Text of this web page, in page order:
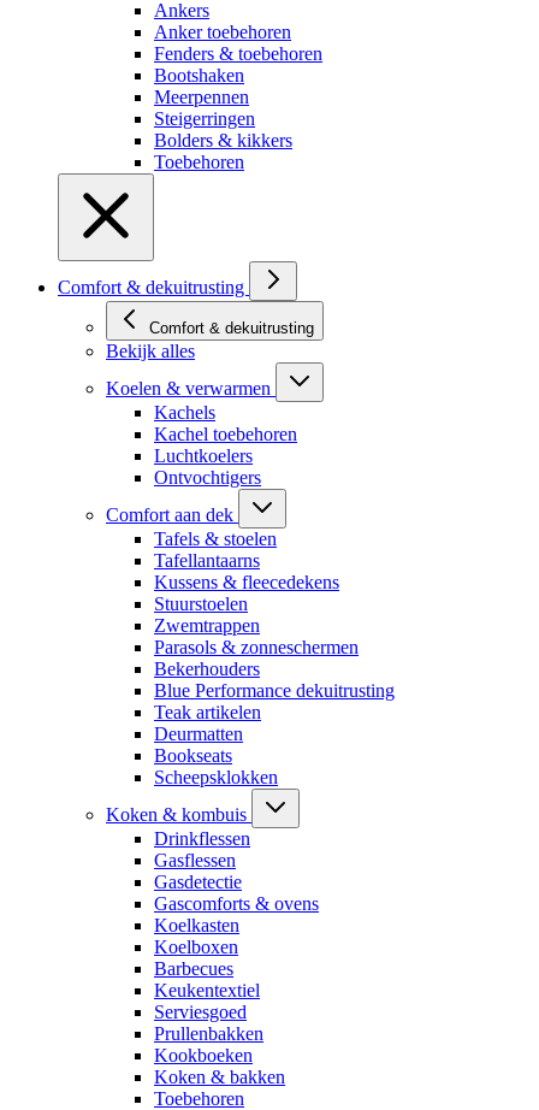
Ankers
Anker toebehoren
Fenders & toebehoren
Bootshaken
Meerpennen
Steigerringen
Bolders & kikkers
Toebehoren
Comfort & dekuitrusting
Comfort & dekuitrusting
Bekijk alles
Koelen & verwarmen
Kachels
Kachel toebehoren
Luchtkoelers
Ontvochtigers
Comfort aan dek
Tafels & stoelen
Tafellantaarns
Kussens & fleecedekens
Stuurstoelen
Zwemtrappen
Parasols & zonneschermen
Bekerhouders
Blue Performance dekuitrusting
Teak artikelen
Deurmatten
Bookseats
Scheepsklokken
Koken & kombuis
Drinkflessen
Gasflessen
Gasdetectie
Gascomforts & ovens
Koelkasten
Koelboxen
Barbecues
Keukentextiel
Serviesgoed
Prullenbakken
Kookboeken
Koken & bakken
Toebehoren